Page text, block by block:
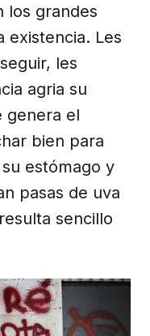
los grandes
existencia. Les
les
agria su
genera el
bien para
estómago y
pasas de uva
sencillo